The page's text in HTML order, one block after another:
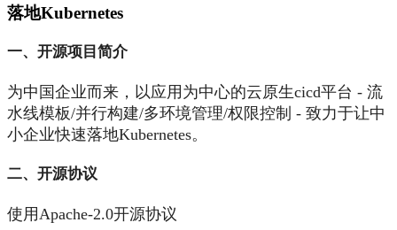
落地Kubernetes
一、开源项目简介
为中国企业而来，以应用为中心的云原生cicd平台 - 流
水线模板/并行构建/多环境管理/权限控制 - 致力于让中
小企业快速落地Kubernetes。
二、开源协议
使用Apache-2.0开源协议